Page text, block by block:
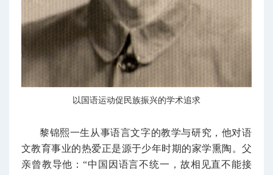
以国语运动促民族振兴的学术追求
黎锦熙一生从事语言文字的教学与研究，他对语
文教育事业的热爱正是源于少年时期的家学熏陶。父
亲曾教导他：“中国因语言不统一，故相见直不能接